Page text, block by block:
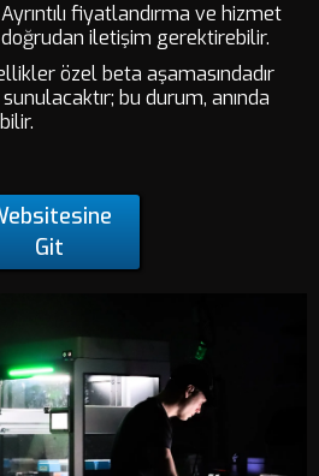
fiyatlandırma ve hizmet
iletişim gerektirebilir.
özel beta aşamasındadır
bu durum, anında
Git